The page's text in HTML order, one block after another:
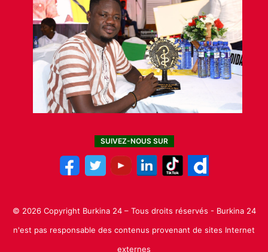
SUIVEZ-NOUS SUR
© 2026 Copyright Burkina 24 – Tous droits réservés - Burkina 24
n'est pas responsable des contenus provenant de sites Internet
externes